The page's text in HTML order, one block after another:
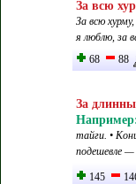
За всю
За всю
я люблю, за
68
88
За
тайги. •
подешевле
145